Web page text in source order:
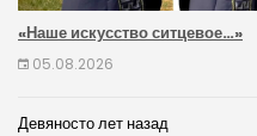
«Наше искусство ситцевое…»
05.08.2026
Девяносто лет назад